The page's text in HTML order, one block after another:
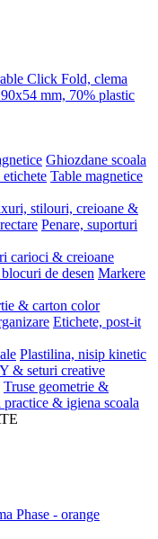
Click Fold, clema
mm, 70% plastic
Ghiozdane scoala
Table magnetice
stilouri, creioane &
Penare, suporturi
carioci & creioane
de desen Markere
& carton color
Etichete, post-it
Plastilina, nisip kinetic
& seturi creative
Truse geometrie &
& igiena scoala
Phase - orange